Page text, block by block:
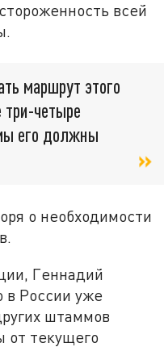
всей
маршрут этого
четыре
его должны
о необходимости
Геннадий
в России уже
штаммов
от текущего